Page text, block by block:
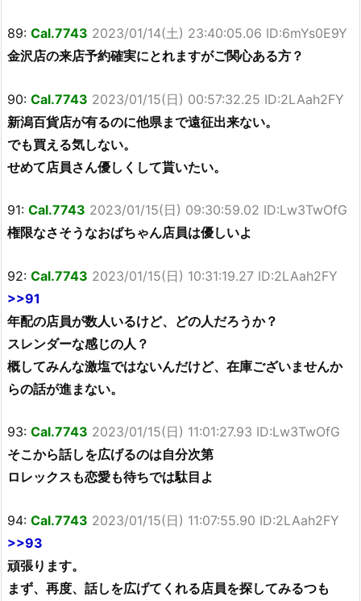
89: Cal.7743 2023/01/14(土) 23:40:05.06 ID:6mYs0E9Y
金沢店の来店予約確実にとれますがご関心ある方？
90: Cal.7743 2023/01/15(日) 00:57:32.25 ID:2LAah2FY
新潟百貨店が有るのに他県まで遠征出来ない。
でも買える気しない。
せめて店員さん優しくして貰いたい。
91: Cal.7743 2023/01/15(日) 09:30:59.02 ID:Lw3TwOfG
権限なさそうなおばちゃん店員は優しいよ
92: Cal.7743 2023/01/15(日) 10:31:19.27 ID:2LAah2FY
>>91
年配の店員が数人いるけど、どの人だろうか？
スレンダーな感じの人？
概してみんな激塩ではないんだけど、在庫ございませんか
らの話が進まない。
93: Cal.7743 2023/01/15(日) 11:01:27.93 ID:Lw3TwOfG
そこから話しを広げるのは自分次第
ロレックスも恋愛も待ちでは駄目よ
94: Cal.7743 2023/01/15(日) 11:07:55.90 ID:2LAah2FY
>>93
頑張ります。
まず、再度、話しを広げてくれる店員を探してみるつも